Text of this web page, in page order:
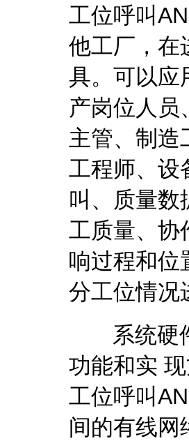
工位呼叫
他工厂，在
具。可以应
产岗位人员
主管、制造
工程师、设
叫、质量数
工质量、协
响过程和位
分工位情况
系统硬件
功能和实
工位呼叫
间的有线网